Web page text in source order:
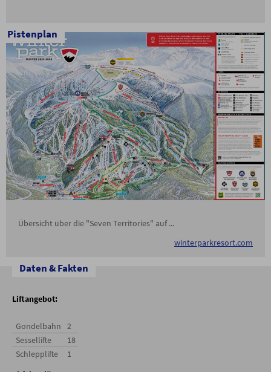
Pistenplan
Übersicht über die "Seven Territories" auf ...
winterparkresort.com
Daten & Fakten
Liftangebot:
Gondelbahn
2
Sessellifte
18
Schlepplifte
1